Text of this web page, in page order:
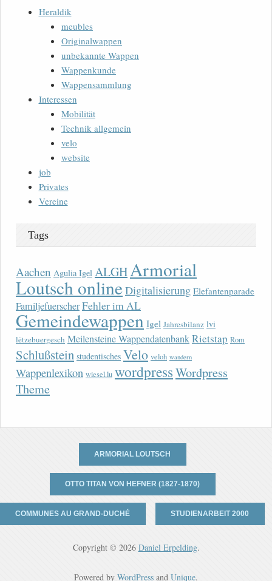
Heraldik
meubles
Originalwappen
unbekannte Wappen
Wappenkunde
Wappensammlung
Interessen
Mobilität
Technik allgemein
velo
website
job
Privates
Vereine
Tags
Aachen Agulia Igel ALGHArmorial
Loutsch onlineDigitalisierung Elefantenparade
FamiljefuerscherFehler im AL
Gemeindewappen Igel Jahresbilanz lvi
lëtzebuergesch Meilensteine WappendatenbankRietstap Rom
Schlußstein studentisches Velo veloh wandern
Wappenlexikon wiesel.lu wordpressWordpress
Theme
ARMORIAL LOUTSCH
OTTO TITAN VON HEFNER (1827-1870)
COMMUNES AU GRAND-DUCHÉ STUDIENARBEIT 2000
Copyright © 2026 Daniel Erpelding.
Powered by WordPress and Unique.